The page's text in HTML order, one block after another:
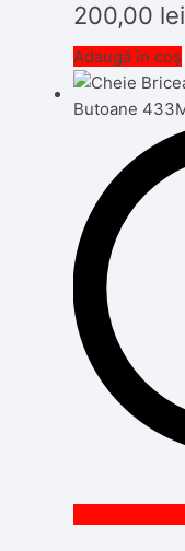
200,00 lei
Adaugă în coș